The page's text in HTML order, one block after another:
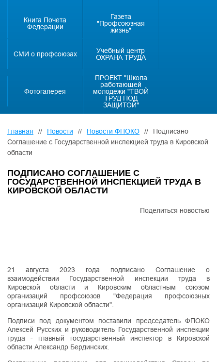
Книга Почета
Федерации
Газета
"Профсоюзная
жизнь"
СМИ о профсоюзах
Учебный центр
ОХРАНА ТРУДА
Фотогалерея
ПРОЕКТ "Школа
работающей
молодежи "ТВОЙ
ТРУД ПОД
ЗАЩИТОЙ"
Главная // Новости // Новости ФПОКО //
Подписано
Соглашение с Государственной инспекцией труда в Кировской
области
ПОДПИСАНО СОГЛАШЕНИЕ С
ГОСУДАРСТВЕННОЙ ИНСПЕКЦИЕЙ ТРУДА В
КИРОВСКОЙ ОБЛАСТИ
Поделиться новостью
21 августа 2023 года подписано Соглашение о
взаимодействии Государственной инспекции труда в
Кировской области и Кировским областным союзом
организаций профсоюзов "Федерация профсоюзных
организаций Кировской области".
Подписи под документом поставили председатель ФПОКО
Алексей Русских и руководитель Государственной инспекции
труда - главный государственный инспектор в Кировской
области Александр Бердинских.